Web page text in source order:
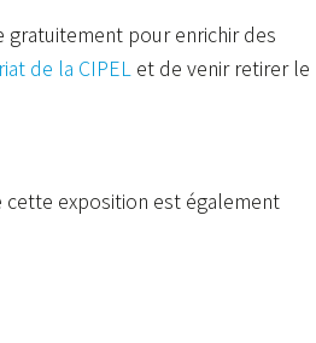
pour enrichir des
de la CIPEL et de venir retirer le
exposition est également